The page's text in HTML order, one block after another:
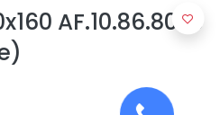
AF.10.86.8033